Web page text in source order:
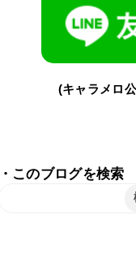
(キャラメロ
・このブログを検索